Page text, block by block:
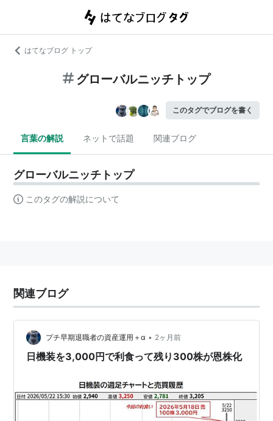
はてなブログ トップ
グローバルニッチトップ
このタグでブログを書く
言葉の解説 ネットで話題 関連ブログ
グローバルニッチトップ
このタグの解説について
関連ブログ
プチ早期退職者の資産運用＋α • 2ヶ月前
日機装を3,000円で利食って残り300株が恩株化